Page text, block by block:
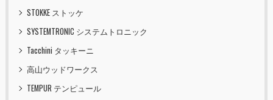
STOKKE ストッケ
SYSTEMTRONIC システムトロニック
Tacchini タッキーニ
高山ウッドワークス
TEMPUR テンピュール